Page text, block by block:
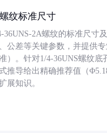
纹标准尺寸
36UNS-2A螺纹的标准尺寸
公差等关键参数，并提供
）。针对1/4-36UNS螺纹底
推导给出精确推荐值（
展知识。